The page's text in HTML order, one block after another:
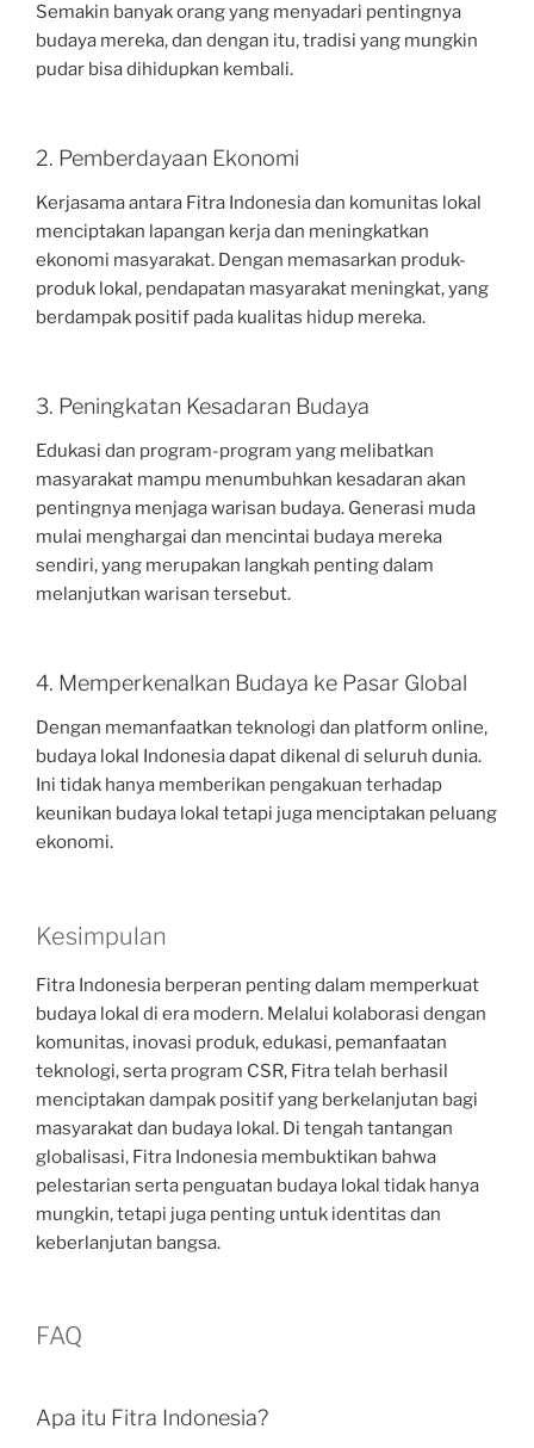
Semakin banyak orang yang menyadari pentingnya
budaya mereka, dan dengan itu, tradisi yang mungkin
pudar bisa dihidupkan kembali.
2. Pemberdayaan Ekonomi
Kerjasama antara Fitra Indonesia dan komunitas lokal
menciptakan lapangan kerja dan meningkatkan
ekonomi masyarakat. Dengan memasarkan produk-
produk lokal, pendapatan masyarakat meningkat, yang
berdampak positif pada kualitas hidup mereka.
3. Peningkatan Kesadaran Budaya
Edukasi dan program-program yang melibatkan
masyarakat mampu menumbuhkan kesadaran akan
pentingnya menjaga warisan budaya. Generasi muda
mulai menghargai dan mencintai budaya mereka
sendiri, yang merupakan langkah penting dalam
melanjutkan warisan tersebut.
4. Memperkenalkan Budaya ke Pasar Global
Dengan memanfaatkan teknologi dan platform online,
budaya lokal Indonesia dapat dikenal di seluruh dunia.
Ini tidak hanya memberikan pengakuan terhadap
keunikan budaya lokal tetapi juga menciptakan peluang
ekonomi.
Kesimpulan
Fitra Indonesia berperan penting dalam memperkuat
budaya lokal di era modern. Melalui kolaborasi dengan
komunitas, inovasi produk, edukasi, pemanfaatan
teknologi, serta program CSR, Fitra telah berhasil
menciptakan dampak positif yang berkelanjutan bagi
masyarakat dan budaya lokal. Di tengah tantangan
globalisasi, Fitra Indonesia membuktikan bahwa
pelestarian serta penguatan budaya lokal tidak hanya
mungkin, tetapi juga penting untuk identitas dan
keberlanjutan bangsa.
FAQ
Apa itu Fitra Indonesia?